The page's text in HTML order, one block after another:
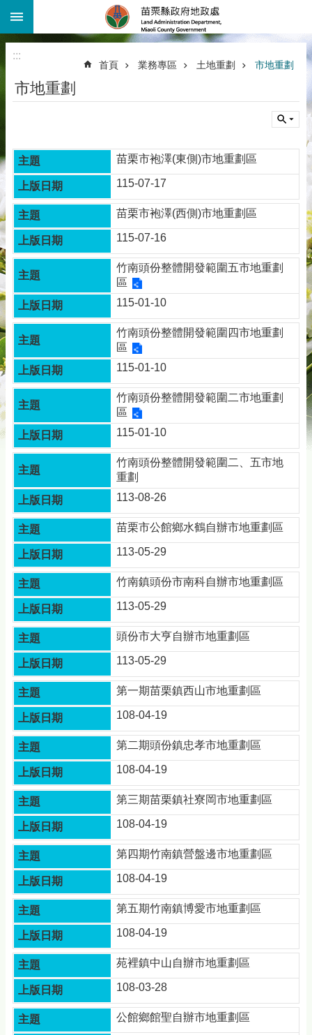
跳到主要內容區塊
搜
機
公
告
資
訊
上
詢
務
專
區
綜
合
資
下
專
區
防
詐
專
區
回
首
頁
網
站
導
覽
常
見
Q&A
隱
私
權
告
版
權
宣
告
資
訊
安
全
政
策
:::
首頁 業務專區 土地重劃 市地重劃
市地重劃
苗栗市袍澤(東側)市地重劃區
115-07-17
苗栗市袍澤(西側)市地重劃區
115-07-16
竹南頭份整體開發範圍五市地重劃
區
115-01-10
竹南頭份整體開發範圍四市地重劃
區
115-01-10
竹南頭份整體開發範圍二市地重劃
區
115-01-10
竹南頭份整體開發範圍二、五市地
重劃
113-08-26
苗栗市公館鄉水鶴自辦市地重劃區
113-05-29
竹南鎮頭份市南科自辦市地重劃區
113-05-29
頭份市大亨自辦市地重劃區
113-05-29
第一期苗栗鎮西山市地重劃區
108-04-19
第二期頭份鎮忠孝市地重劃區
108-04-19
第三期苗栗鎮社寮岡市地重劃區
108-04-19
第四期竹南鎮營盤邊市地重劃區
108-04-19
第五期竹南鎮博愛市地重劃區
108-04-19
苑裡鎮中山自辦市地重劃區
108-03-28
公館鄉館聖自辦市地重劃區